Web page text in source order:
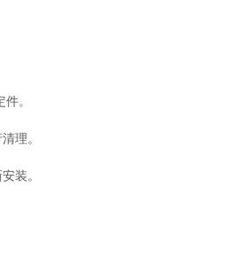
。
理。
装。